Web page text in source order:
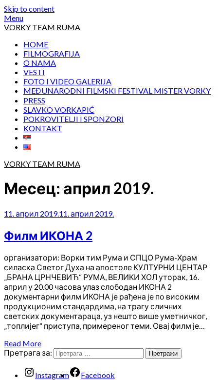
Skip to content
Menu
VORKY TEAM RUMA
HOME
FILMOGRAFIJA
O NAMA
VESTI
FOTO I VIDEO GALERIJA
MEĐUNARODNI FILMSKI FESTIVAL MISTER VORKY
PRESS
SLAVKO VORKAPIĆ
POKROVITELJI I SPONZORI
KONTAKT
VORKY TEAM RUMA
Месец: април 2019.
11. април 2019.11. април 2019.
Филм ИКОНА 2
организатори: Ворки тим Рума и СПЦО Рума-Храм
силаска Светог Духа на апостоле КУЛТУРНИ ЦЕНТАР
„БРАНА ЦРНЧЕВИЋ“ РУМА, ВЕЛИКИ ХОЛ уторак, 16.
април у 20.00 часова улаз слободан ИКОНА 2
документарни филм ИКОНА је рађена је по високим
продукционим стандардима, на трагу сличних
светских документараца, уз нешто више уметничког,
„топлијег“ приступа, примереног теми. Овај филм је…
Read More
Претрага за:
Instagram Facebook